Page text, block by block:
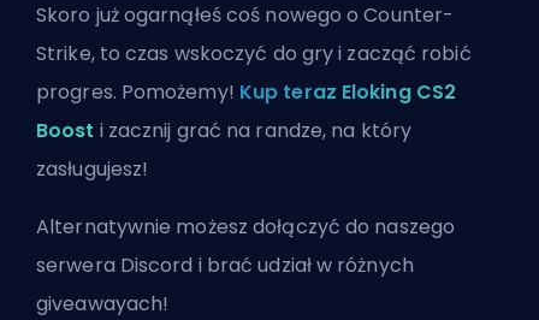
Skoro już ogarnąłeś coś nowego o Counter-
Strike, to czas wskoczyć do gry i zacząć robić
progres. Pomożemy! Kup teraz Eloking CS2
Boost i zacznij grać na randze, na który
zasługujesz!
Alternatywnie możeszdołączyć do naszego
serwera Discord i brać udział w różnych
giveawayach!